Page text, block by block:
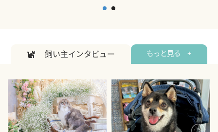
飼い主インタビュー もっと見る +